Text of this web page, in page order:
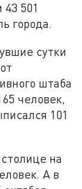
501
города.
сутки
штаба
человек,
101
на
А в